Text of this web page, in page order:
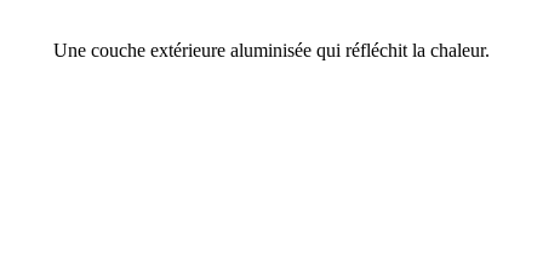
Une couche extérieure aluminisée qui réfléchit la chaleur.